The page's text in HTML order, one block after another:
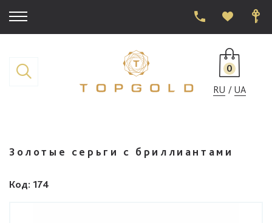
0
RU
UA
Золотые серьги с бриллиантами
Код: 174